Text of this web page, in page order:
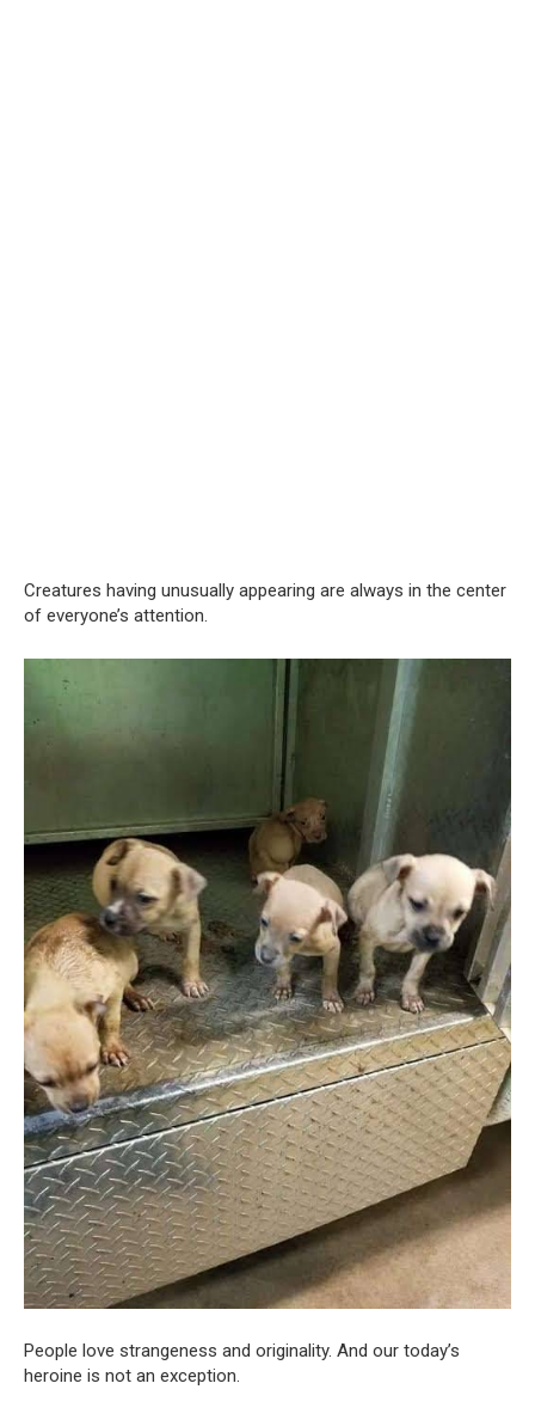
Creatures having unusually appearing are always in the center
of everyone’s attention.
People love strangeness and originality. And our today’s
heroine is not an exception.